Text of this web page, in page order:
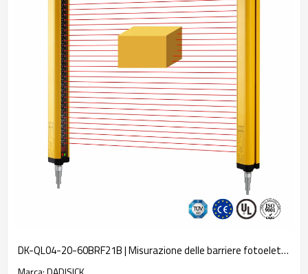
DK-QL04-20-60BRF21B | Misurazione delle barriere fotoelettriche | DADISICK